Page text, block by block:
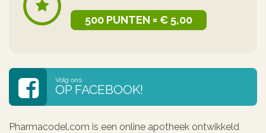
500 PUNTEN = € 5,00
Volg ons
OP FACEBOOK!
Pharmacodel.com is een online apotheek ontwikkeld